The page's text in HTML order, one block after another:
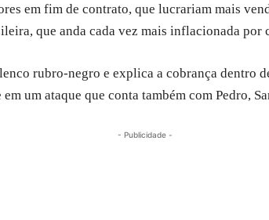
em fim de contrato, que lucrariam mais
que anda cada vez mais inflacionada por
rubro-negro e explica a cobrança dentro
um ataque que conta também com Pedro,
- Publicidade -